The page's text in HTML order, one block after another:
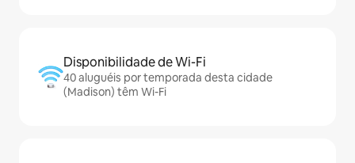
Disponibilidade de Wi-Fi
40 aluguéis por temporada desta cidade
(Madison) têm Wi-Fi